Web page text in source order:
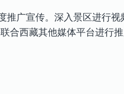
推广宣传。深入景区进行视
联合西藏其他媒体平台进行推